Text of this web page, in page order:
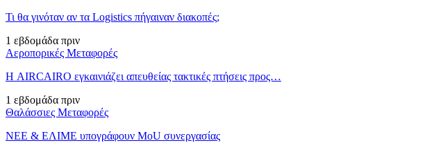
Τι θα γινόταν αν τα Logistics πήγαιναν διακοπές;
1 εβδομάδα πριν
Αεροπορικές Μεταφορές
Η AIRCAIRO εγκαινιάζει απευθείας τακτικές πτήσεις προς…
1 εβδομάδα πριν
Θαλάσσιες Μεταφορές
ΝΕΕ & ΕΛΙΜΕ υπογράφουν MoU συνεργασίας